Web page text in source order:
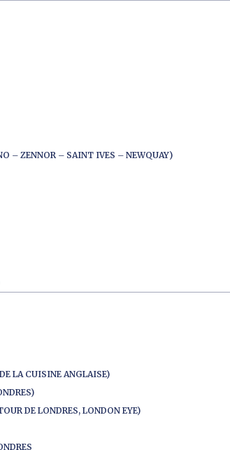
– ZENNOR – SAINT IVES – NEWQUAY)
LA CUISINE ANGLAISE)
DE LONDRES, LONDON EYE)